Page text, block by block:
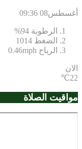
أغسطس08 09:36
الرطوبة94%
الضغط1014
الرياح0.46mph
الان
22℃
مواقيت الصلاة